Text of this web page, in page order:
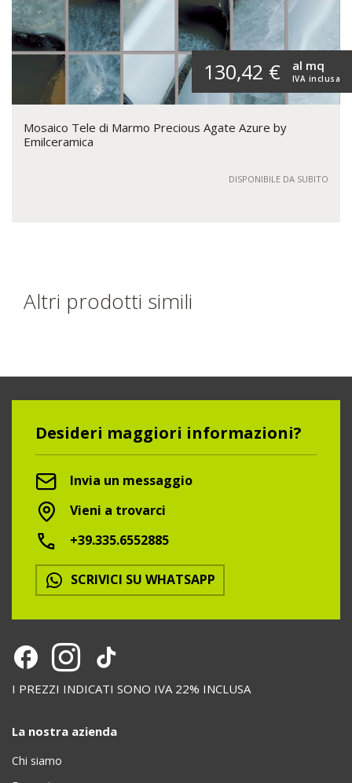
130,42 € IVA inclusa
al mq
Mosaico Tele di Marmo Precious Agate Azure by
Emilceramica
DISPONIBILE DA SUBITO
Altri prodotti simili
Desideri maggiori informazioni?
Invia un messaggio
Vieni a trovarci
+39.335.6552885
SCRIVICI SU WHATSAPP
I PREZZI INDICATI SONO IVA 22% INCLUSA
La nostra azienda
Chi siamo